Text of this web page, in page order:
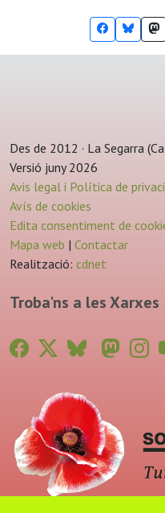
Des de 2012 · La Segarra
Versió juny 2026
Avis legal i Política de
Avís de cookies
Edita consentiment de
Mapa web | Contactar
Realització: cdnet
Troba'ns a les Xarxes